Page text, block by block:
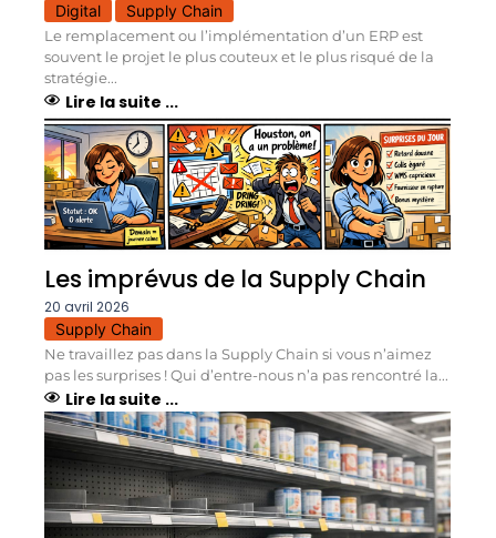
Digital
Supply Chain
Le remplacement ou l’implémentation d’un ERP est
souvent le projet le plus couteux et le plus risqué de la
stratégie...
Lire la suite ...
Les imprévus de la Supply Chain
20 avril 2026
Supply Chain
Ne travaillez pas dans la Supply Chain si vous n’aimez
pas les surprises ! Qui d’entre-nous n’a pas rencontré la...
Lire la suite ...